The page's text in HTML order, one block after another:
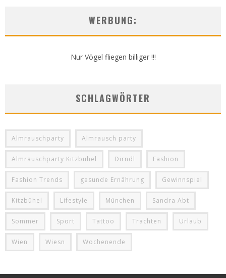
WERBUNG:
Nur Vögel fliegen billiger !!!
SCHLAGWÖRTER
Almrauschparty Almrausch party
Almrauschparty Kitzbühel Dirndl Fashion
Fashion Trends gesunde Ernährung Gewinnspiel
Kitzbühel Lifestyle München Sandra Abt
Sommer Sport Tattoo Trachten Urlaub
Wien Wiesn Wochenende